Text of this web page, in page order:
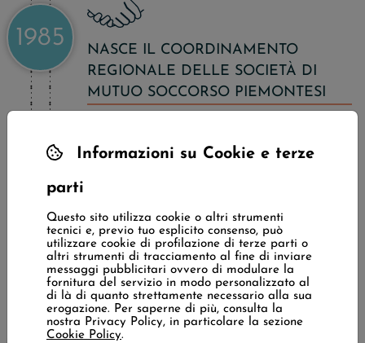
1985
NASCE IL COORDINAMENTO
REGIONALE DELLE SOCIETÀ DI
MUTUO SOCCORSO PIEMONTESI
della Cooperativa di Consumo e Mutua
mutualismo sviluppatosi di lì in avanti.
Continua ⟩
Informazioni su Cookie e terze
parti
Questo sito utilizza cookie o altri strumenti
tecnici e, previo tuo esplicito consenso, può
utilizzare cookie di profilazione di terze parti o
altri strumenti di tracciamento al fine di inviare
messaggi pubblicitari ovvero di modulare la
fornitura del servizio in modo personalizzato al
di là di quanto strettamente necessario alla sua
erogazione. Per saperne di più, consulta la
nostra Privacy Policy, in particolare la sezione
Cookie Policy.